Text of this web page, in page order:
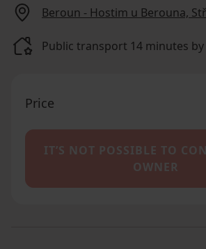
Beroun - Hostim u Berouna,
Public transport 14 minutes by
Price
IT’S NOT POSSIBLE TO
OWNER